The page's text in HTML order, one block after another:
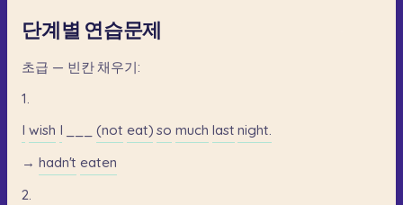
단계별 연습문제
초급 — 빈칸 채우기:
1.
I wish I (not eat) so much last night.
→ hadn't eaten
2.